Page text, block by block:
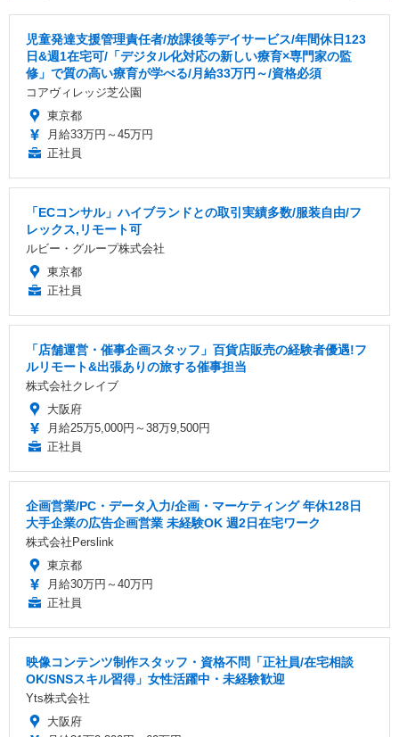
児童発達支援管理責任者/放課後等デイサービス/年間休日123
日&週1在宅可/「デジタル化対応の新しい療育×専門家の監
修」で質の高い療育が学べる/月給33万円～/資格必須
コアヴィレッジ芝公園
東京都
月給33万円～45万円
正社員
「ECコンサル」ハイブランドとの取引実績多数/服装自由/フ
レックス,リモート可
ルビー・グループ株式会社
東京都
正社員
「店舗運営・催事企画スタッフ」百貨店販売の経験者優遇!フ
ルリモート&出張ありの旅する催事担当
株式会社クレイブ
大阪府
月給25万5,000円～38万9,500円
正社員
企画営業/PC・データ入力/企画・マーケティング 年休128日
大手企業の広告企画営業 未経験OK 週2日在宅ワーク
株式会社Perslink
東京都
月給30万円～40万円
正社員
映像コンテンツ制作スタッフ・資格不問「正社員/在宅相談
OK/SNSスキル習得」女性活躍中・未経験歓迎
Yts株式会社
大阪府